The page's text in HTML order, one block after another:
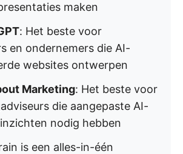
maken
: Het beste voor
en ondernemers die AI-
websites ontwerpen
Marketing: Het beste voor
die aangepaste AI-
nodig hebben
is een alles-in-één